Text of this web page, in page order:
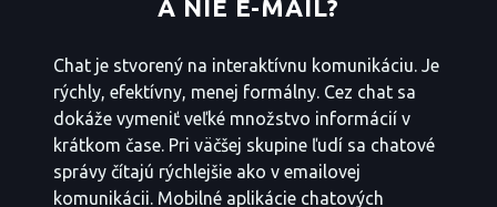
A NIE E-MAIL?
Chat je stvorený na interaktívnu komunikáciu. Je
rýchly, efektívny, menej formálny. Cez chat sa
dokáže vymeniť veľké množstvo informácií v
krátkom čase. Pri väčšej skupine ľudí sa chatové
správy čítajú rýchlejšie ako v emailovej
komunikácii. Mobilné aplikácie chatových